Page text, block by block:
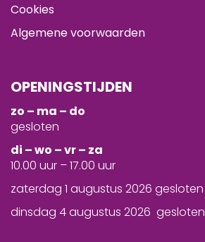
Cookies
Algemene voorwaarden
OPENINGSTIJDEN
zo – ma – do
gesloten
di – wo – vr – za
10.00 uur – 17.00 uur
zaterdag 1 augustus 2026 gesloten
dinsdag 4 augustus 2026 gesloten